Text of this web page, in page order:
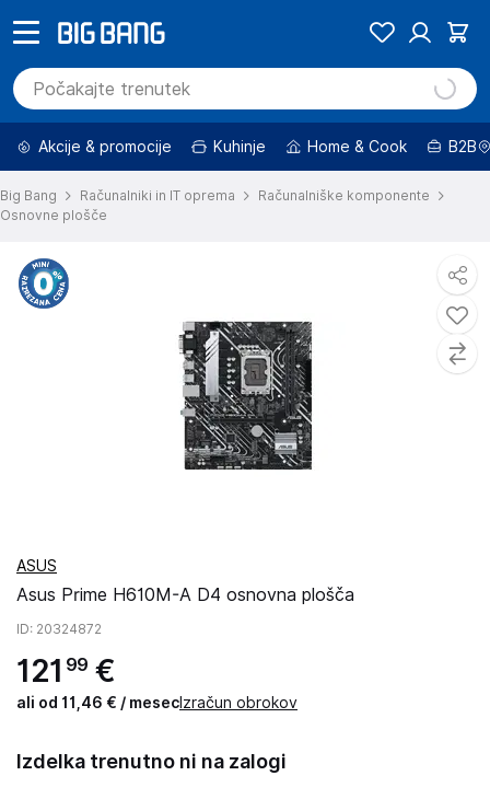
Akcije & promocije Kuhinje Home & Cook B2B
Big Bang Računalniki in IT oprema
Računalniške komponente
Osnovne plošče
ASUS
Asus Prime H610M-A D4 osnovna plošča
ID: 20324872
121 99 €
ali od 11,46 € / mesec Izračun obrokov
Izdelka trenutno ni na zalogi